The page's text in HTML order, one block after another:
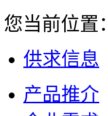
您当前位置：
供求信息
产品推介